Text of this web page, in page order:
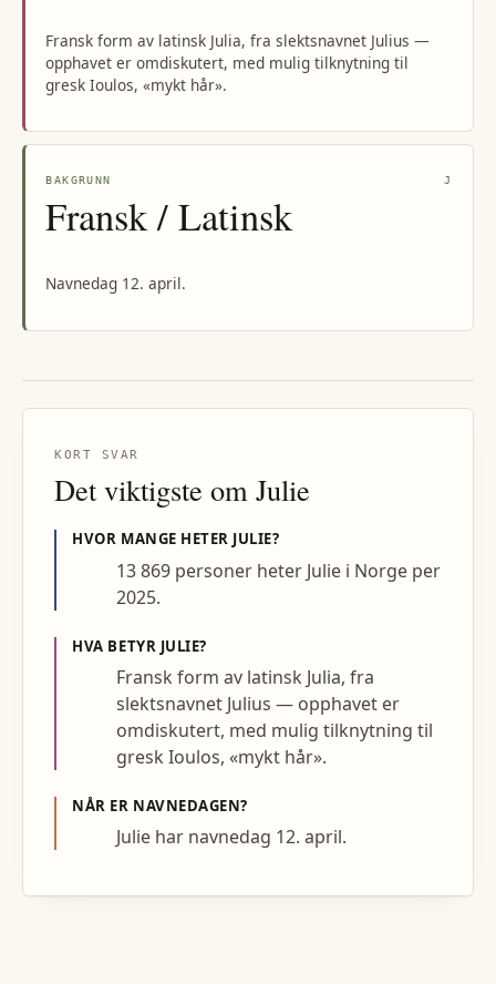
Fransk form av latinsk Julia, fra slektsnavnet Julius —
opphavet er omdiskutert, med mulig tilknytning til
gresk Ioulos, «mykt hår».
BAKGRUNN J
Fransk / Latinsk
Navnedag 12. april.
KORT SVAR
Det viktigste om Julie
HVOR MANGE HETER JULIE?
13 869 personer heter Julie i Norge per
2025.
HVA BETYR JULIE?
Fransk form av latinsk Julia, fra
slektsnavnet Julius — opphavet er
omdiskutert, med mulig tilknytning til
gresk Ioulos, «mykt hår».
NÅR ER NAVNEDAGEN?
Julie har navnedag 12. april.